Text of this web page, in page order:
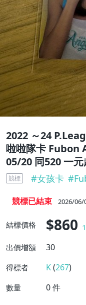
2022 ～24
啦啦隊卡 Fubon
05/20 同520 一
競標 #女孩卡 #
競標已結束 2026/06/
結標價格 $860
出價增額
30
得標者 K(267)
數量 0件